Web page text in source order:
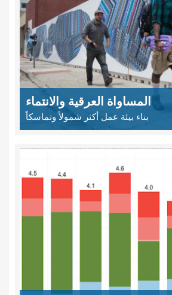
المساواة العرقية والانتماء
بناء بيئة عمل أكثر شمولاً وتماسكاً